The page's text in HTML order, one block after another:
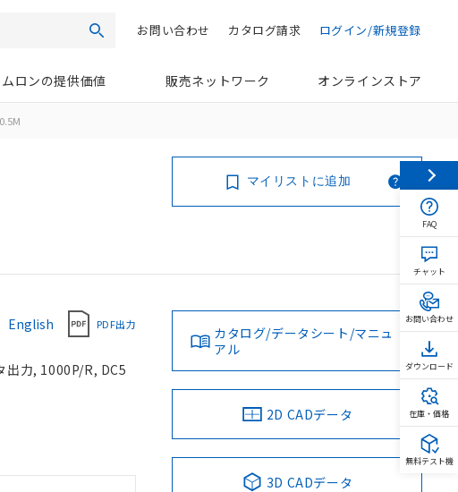
検索 ログイン/新規登録
カタログ請求
お問い合わせ
ロンの提供価値 販売ネットワーク オンラインストア
マイリストに追加
English PDF出力
出力, 1000P/R, DC5
カタログ/データシート/マニュ
アル
2D CADデータ
3D CADデータ
FAQ
チャット
お問い合わせ
ダウンロード
在庫・価格
無料テスト機